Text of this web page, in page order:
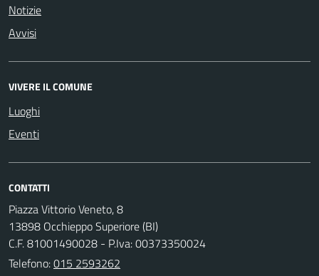
Notizie
Avvisi
VIVERE IL COMUNE
Luoghi
Eventi
CONTATTI
Piazza Vittorio Veneto, 8
13898 Occhieppo Superiore (BI)
C.F. 81001490028 - P.Iva: 00373350024
Telefono:015 2593262